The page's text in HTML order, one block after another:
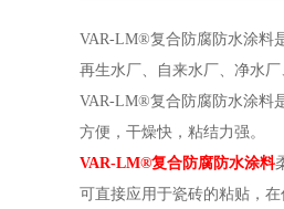
VAR-LM®复合防腐防水涂料
再生水厂、自来水厂、净水厂
VAR-LM®复合防腐防水涂料
方便，干燥快，粘结力强。
VAR-LM®复合防腐防水涂料
可直接应用于瓷砖的粘贴，